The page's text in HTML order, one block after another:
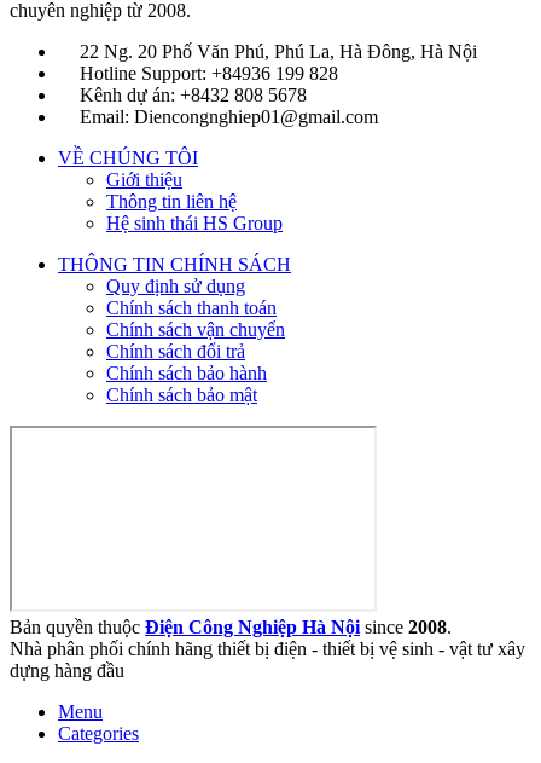
chuyên nghiệp từ 2008.
22 Ng. 20 Phố Văn Phú, Phú La, Hà Đông, Hà Nội
Hotline Support: +84936 199 828
Kênh dự án: +8432 808 5678
Email: Diencongnghiep01@gmail.com
VỀ CHÚNG TÔI
Giới thiệu
Thông tin liên hệ
Hệ sinh thái HS Group
THÔNG TIN CHÍNH SÁCH
Quy định sử dụng
Chính sách thanh toán
Chính sách vận chuyển
Chính sách đổi trả
Chính sách bảo hành
Chính sách bảo mật
Bản quyền thuộc Điện Công Nghiệp Hà Nội since 2008.
Nhà phân phối chính hãng thiết bị điện - thiết bị vệ sinh - vật tư xây
dựng hàng đầu
Menu
Categories